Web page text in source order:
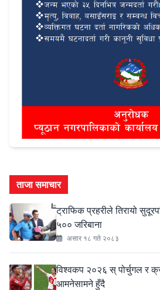
ताजा समाचार
ट्राफिक प्रहरीले तिरायो
५०० जरिबाना
असार १८ गते २०८३
विश्वकप २०२६ स् पोर्चुगल र
आमनेसामने हुँदै